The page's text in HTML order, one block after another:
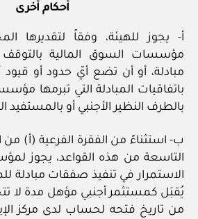
أحكام أخرى
أ- يجوز للهيئة، وفقاً لتقديرها
مؤسسات السوق المالية بالتوقف
مبادلة، أو أن تضع أيّ حدود أو
باتفاقيات المبادلة التي تبرمها
بالطرف النظير الأجنبي أو بالمستفيد
التاسعة من هذه القواعد، يجوز
الاستمرار في تنفيذ صفقات مبادلة
يُقبَل كمستثمر أجنبي مؤهل مدة لا
من تاريخ فتحه لحساب لدى مركز